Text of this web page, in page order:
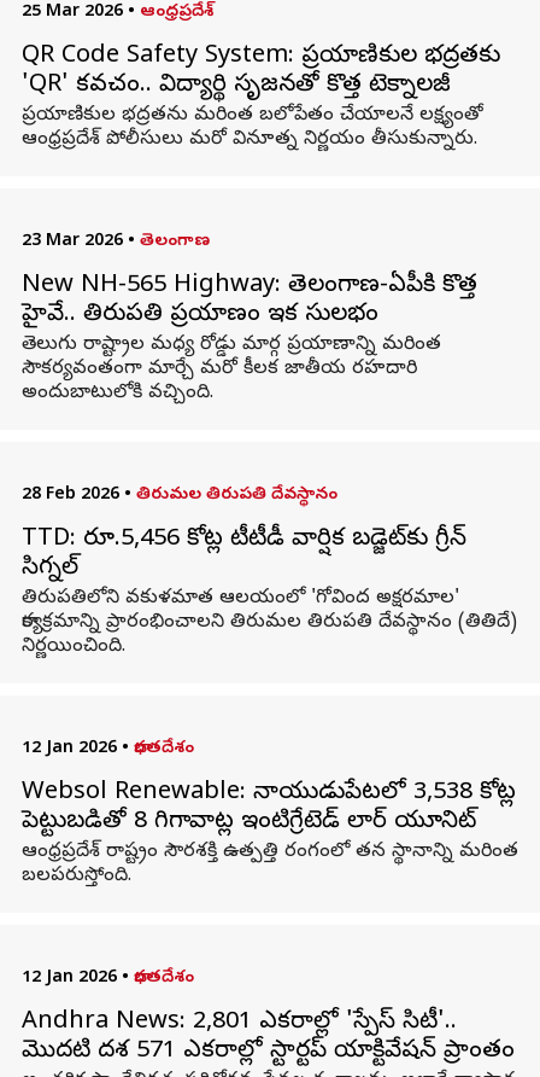
25 Mar 2026 • ఆంధ్రప్రదేశ్
QR Code Safety System: ప్రయాణికుల భద్రతకు
'QR' కవచం.. విద్యార్థి సృజనతో కొత్త టెక్నాలజీ
ప్రయాణికుల భద్రతను మరింత బలోపేతం చేయాలనే లక్ష్యంతో
ఆంధ్రప్రదేశ్ పోలీసులు మరో వినూత్న నిర్ణయం తీసుకున్నారు.
23 Mar 2026 • తెలంగాణ
New NH-565 Highway: తెలంగాణ-ఏపీకి కొత్త
హైవే.. తిరుపతి ప్రయాణం ఇక సులభం
తెలుగు రాష్ట్రాల మధ్య రోడ్డు మార్గ ప్రయాణాన్ని మరింత
సౌకర్యవంతంగా మార్చే మరో కీలక జాతీయ రహదారి
అందుబాటులోకి వచ్చింది.
28 Feb 2026 • తిరుమల తిరుపతి దేవస్థానం
TTD: రూ.5,456 కోట్ల టీటీడీ వార్షిక బడ్జెట్‌కు గ్రీన్
సిగ్నల్
తిరుపతిలోని వకుళమాత ఆలయంలో 'గోవింద అక్షరమాల'
కార్యక్రమాన్ని ప్రారంభించాలని తిరుమల తిరుపతి దేవస్థానం (తితిదే)
నిర్ణయించింది.
12 Jan 2026 • భారతదేశం
Websol Renewable: నాయుడుపేటలో ₹3,538 కోట్ల
పెట్టుబడితో 8 గిగావాట్ల ఇంటిగ్రేటెడ్ సోలార్ యూనిట్
ఆంధ్రప్రదేశ్ రాష్ట్రం సౌరశక్తి ఉత్పత్తి రంగంలో తన స్థానాన్ని మరింత
బలపరుస్తోంది.
12 Jan 2026 • భారతదేశం
Andhra News: 2,801 ఎకరాల్లో 'స్పేస్‌ సిటీ'..
మొదటి దశ 571 ఎకరాల్లో స్టార్టప్‌ యాక్టివేషన్‌ ప్రాంతం